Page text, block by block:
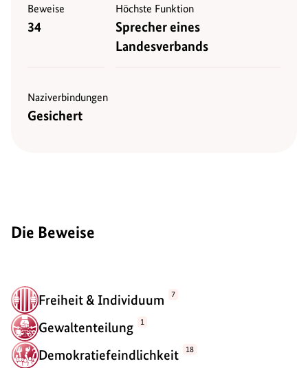
Beweise
34
Höchste Funktion
Sprecher eines
Landesverbands
Naziverbindungen
Gesichert
Die Beweise
Freiheit & Individuum 7
Gewaltenteilung 1
Demokratiefeindlichkeit 18